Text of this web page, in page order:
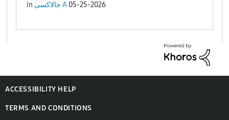
in جالاكسى A 05-25-2026
ACCESSIBILITY HELP
TERMS AND CONDITIONS